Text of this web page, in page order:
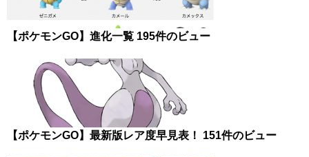
【ポケモンGO】進化一覧 195件のビュー
【ポケモンGO】最新版レア度早見表！ 151件のビュー